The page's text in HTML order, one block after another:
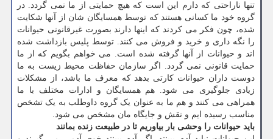
تنها ناراحتی که دارم این است که هیچ حمایتی از ما نمی گردد. در
گروه خود ما کسانی هستند که توسط همسایگان شان از آنها شکایت
شده، چون فکر می کردند که اینها دارند بصورت غیرقانونی حیوانات
را نگه داری و خرید و فروش می کنند. توسط پلیس بازداشت شده
اند و حیوانات از آنها گرفته شده است. می خواهم بگویم که از ما
حمایت قانونی نمی گردد. اگر سازمان حفاظت محیط زیست به ما
دوست داران حیوانات کارتی بدهد که معرف ما باشد، از مشکلات
زیادی جلوگیری می شود. هم همسایگان و ادارات مختلف با ما
همراهی می کنند و هم ما به عنوان یک گروه داوطلب به یک تشخص
مناسب رسیده ایم و نقش و جایگاه مان مشخص می شود.
باید حیوانات را وحشی بار بیاوریم تا در طبیعت زنده بمانند